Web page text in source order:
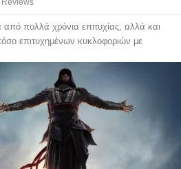
πολλά χρόνια επιτυχίας, αλλά και
επιτυχημένων κυκλοφοριών με